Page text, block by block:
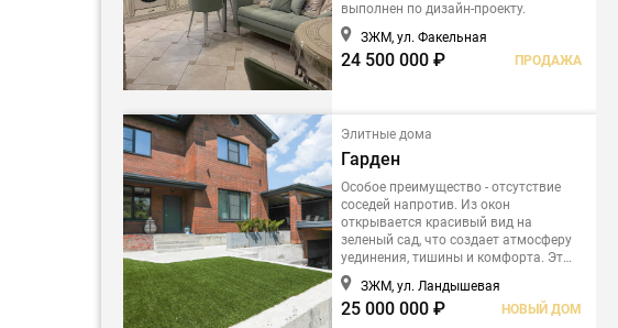
выполнен по дизайн-проекту.
ЗЖМ, ул. Факельная
24 500 000 ₽ ПРОДАЖА
Элитные дома
Гарден
Особое преимущество - отсутствие
соседей напротив. Из окон
открывается красивый вид на
зеленый сад, что создает атмосферу
уединения, тишины и комфорта. Это
идеальный дом для семьи, ценящей
качество жизни, природу и
спокойствие.
ЗЖМ, ул. Ландышевая
25 000 000 ₽ НОВЫЙ ДОМ